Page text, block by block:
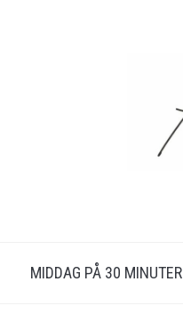
MIDDAG PÅ 30 MINUTER